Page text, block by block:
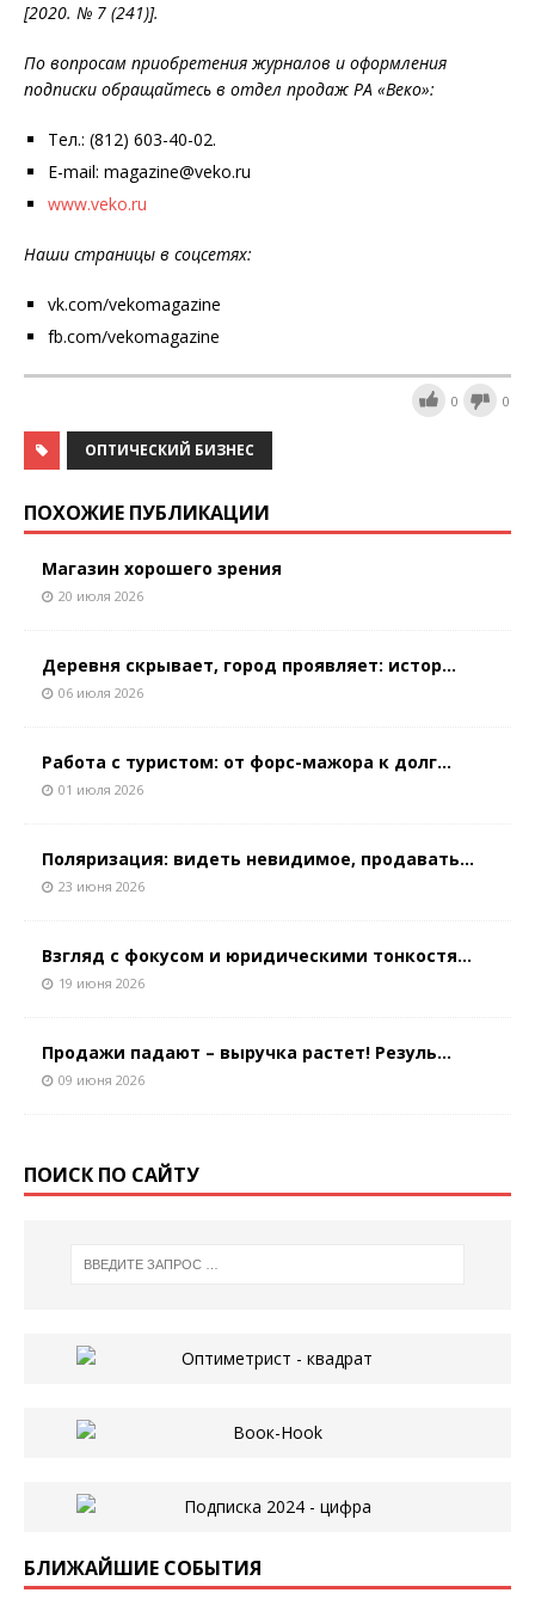
[2020. № 7 (241)].
По вопросам приобретения журналов и оформления
подписки обращайтесь в отдел продаж РА «Веко»:
Тел.: (812) 603-40-02.
E-mail: magazine@veko.ru
www.veko.ru
Наши страницы в соцсетях:
vk.com/vekomagazine
fb.com/vekomagazine
0 0
ОПТИЧЕСКИЙ БИЗНЕС
ПОХОЖИЕ ПУБЛИКАЦИИ
Магазин хорошего зрения
20 июля 2026
Деревня скрывает, город проявляет: истор...
06 июля 2026
Работа с туристом: от форс-мажора к долг...
01 июля 2026
Поляризация: видеть невидимое, продавать...
23 июня 2026
Взгляд с фокусом и юридическими тонкостя...
19 июня 2026
Продажи падают – выручка растет! Резуль...
09 июня 2026
ПОИСК ПО САЙТУ
БЛИЖАЙШИЕ СОБЫТИЯ